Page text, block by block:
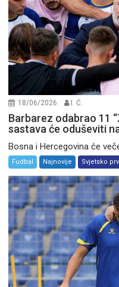
18/06/2026 I. Ć.
Barbarez odabrao 11
sastava će oduševiti
Bosna i Hercegovina će
Fudbal Najnovije Svjetsko